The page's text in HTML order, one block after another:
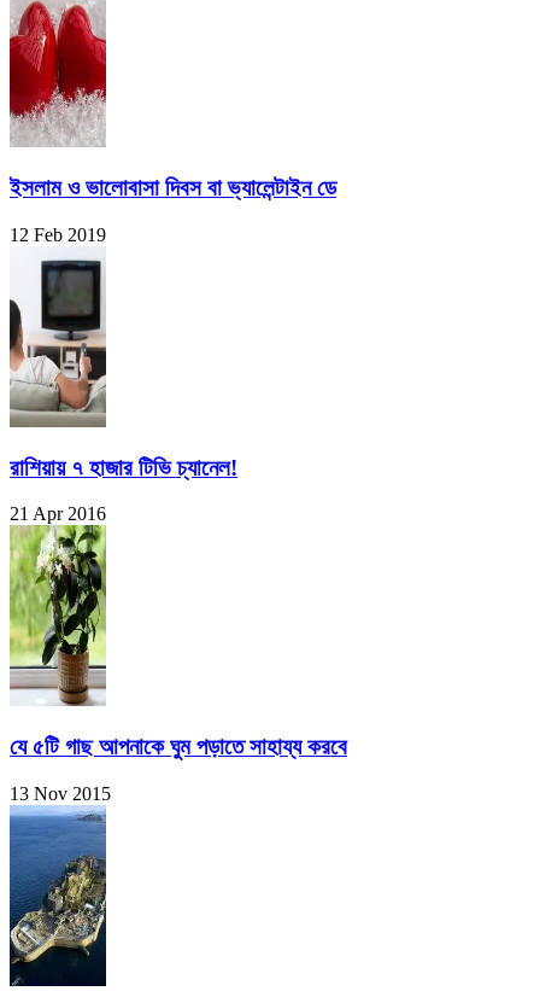
ইসলাম ও ভালোবাসা দিবস বা ভ্যালেন্টাইন ডে
12 Feb 2019
রাশিয়ায় ৭ হাজার টিভি চ্যানেল!
21 Apr 2016
যে ৫টি গাছ আপনাকে ঘুম পড়াতে সাহায্য করবে
13 Nov 2015